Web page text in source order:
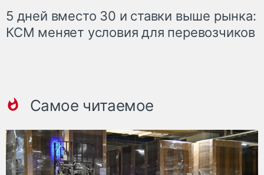
5 дней вместо 30 и ставки выше рынка:
КСМ меняет условия для перевозчиков
Самое читаемое